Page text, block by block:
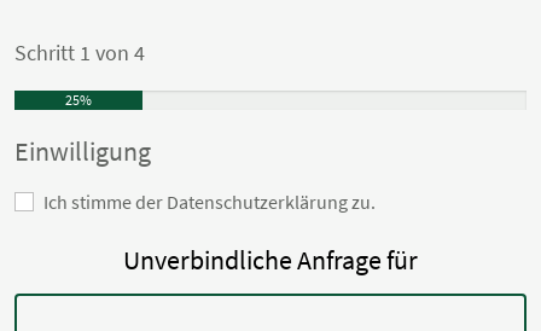
Schritt 1 von 4
25%
Einwilligung
Ich stimme der Datenschutzerklärung zu.
Unverbindliche Anfrage für